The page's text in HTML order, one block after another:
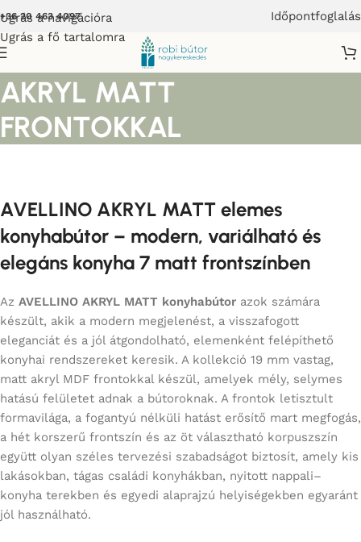
Ugrás a navigációra
Ugrás a fő tartalomra
+36 20 463 4097 Időpontfoglalás
AVELLINO KONYHABÚTOR
AKRYL MATT
FRONTOKKAL
AVELLINO AKRYL MATT elemes
konyhabútor – modern, variálható és
elegáns konyha 7 matt frontszínben
Az AVELLINO AKRYL MATT konyhabútor azok számára
készült, akik a modern megjelenést, a visszafogott
eleganciát és a jól átgondolható, elemenként felépíthető
konyhai rendszereket keresik. A kollekció 19 mm vastag,
matt akryl MDF frontokkal készül, amelyek mély, selymes
hatású felületet adnak a bútoroknak. A frontok letisztult
formavilága, a fogantyú nélküli hatást erősítő mart megfogás,
a hét korszerű frontszín és az öt választható korpuszszín
együtt olyan széles tervezési szabadságot biztosít, amely kis
lakásokban, tágas családi konyhákban, nyitott nappali–
konyha terekben és egyedi alaprajzú helyiségekben egyaránt
jól használható.